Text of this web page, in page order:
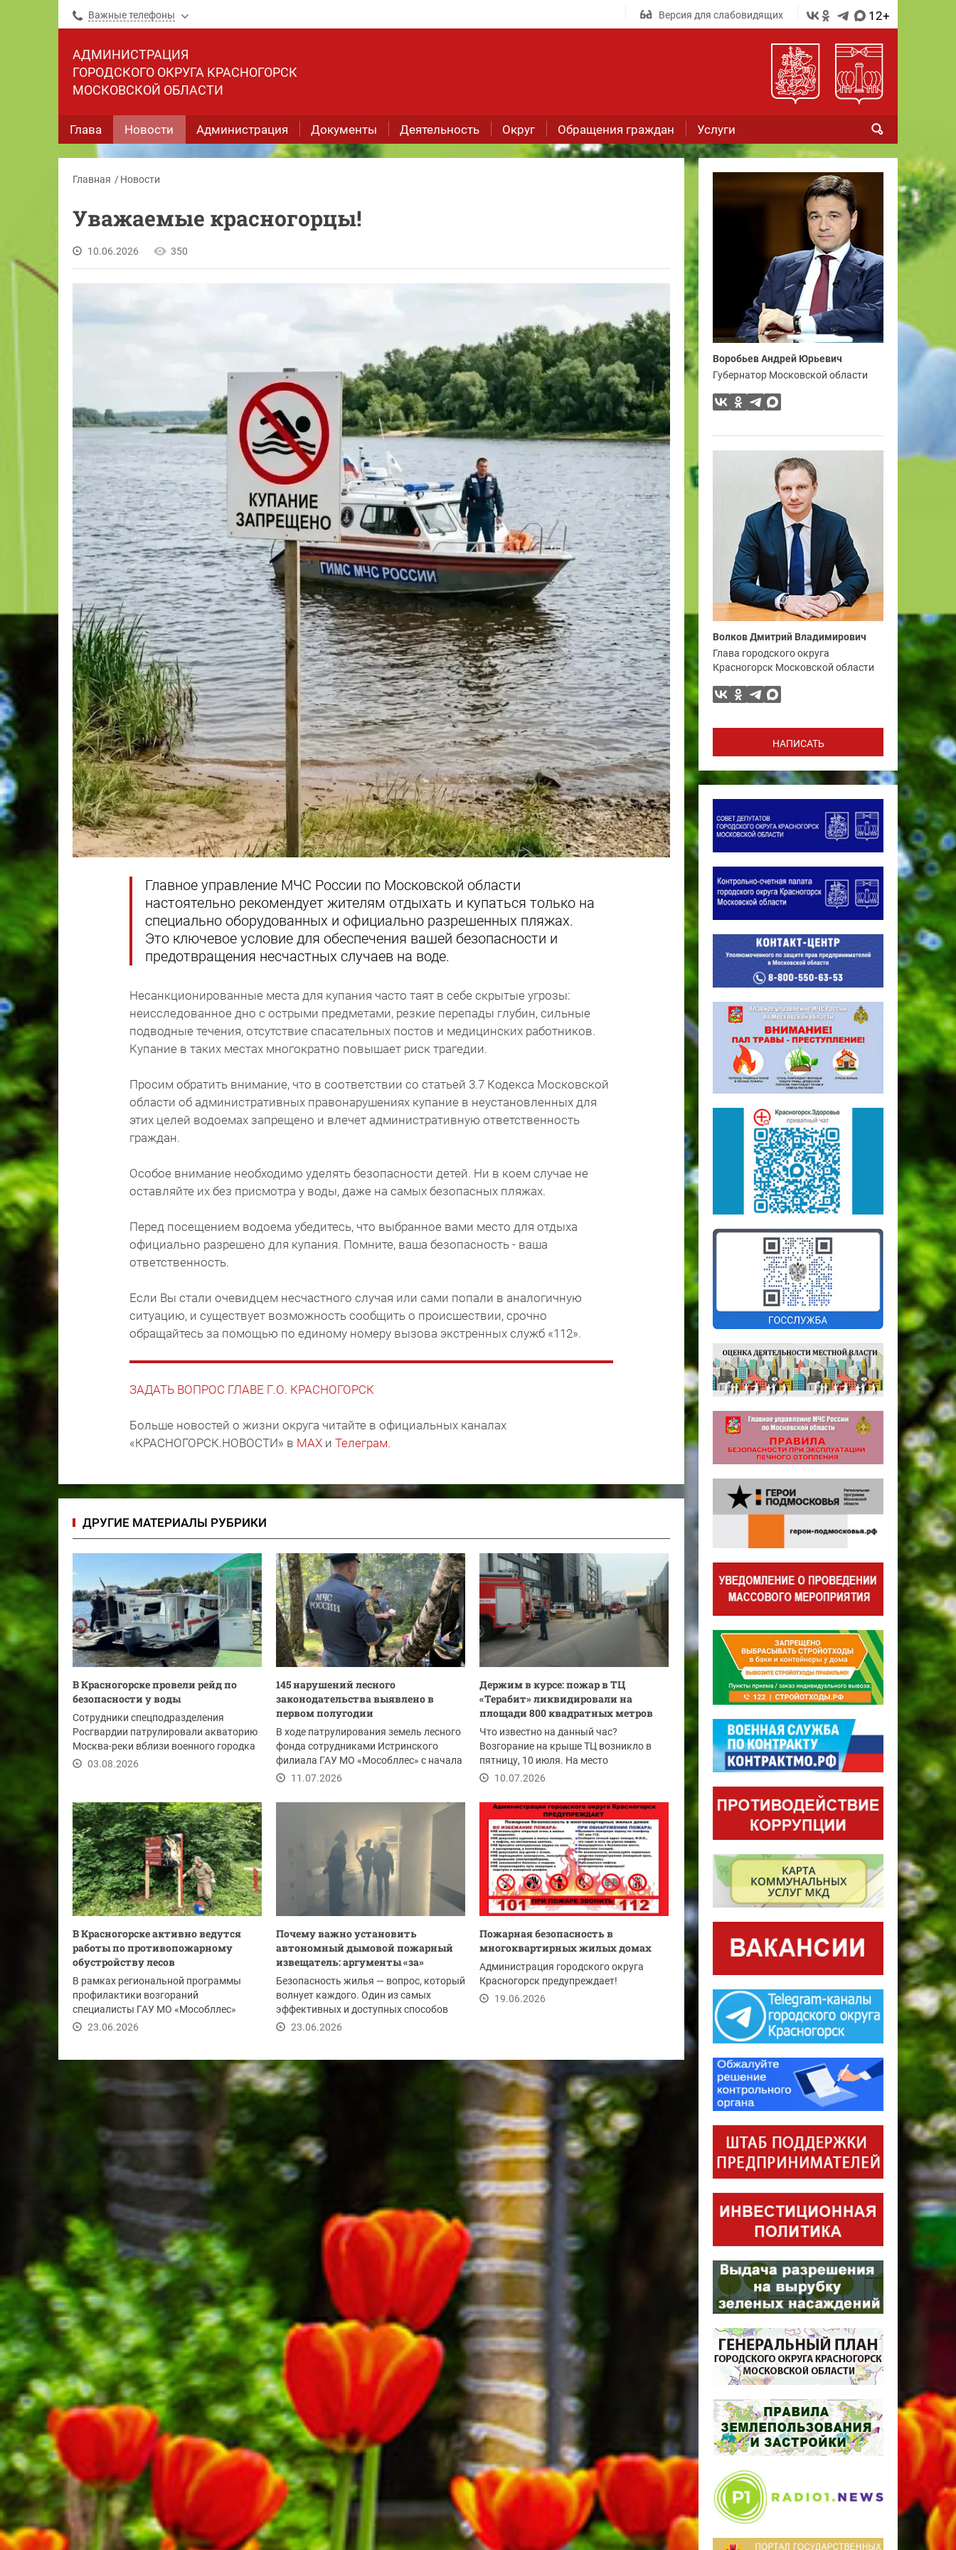
Важные телефоны Версия для слабовидящих 12+
АДМИНИСТРАЦИЯ
ГОРОДСКОГО ОКРУГА КРАСНОГОРСК
МОСКОВСКОЙ ОБЛАСТИ
Глава Новости Администрация Документы Деятельность Округ Обращения граждан Услуги
Главная Новости
Уважаемые красногорцы!
10.06.2026 350
Главное управление МЧС России по Московской области
настоятельно рекомендует жителям отдыхать и купаться только на
специально оборудованных и официально разрешенных пляжах.
Это ключевое условие для обеспечения вашей безопасности и
предотвращения несчастных случаев на воде.
Несанкционированные места для купания часто таят в себе скрытые угрозы:
неисследованное дно с острыми предметами, резкие перепады глубин, сильные
подводные течения, отсутствие спасательных постов и медицинских работников.
Купание в таких местах многократно повышает риск трагедии.
Просим обратить внимание, что в соответствии со статьей 3.7 Кодекса Московской
области об административных правонарушениях купание в неустановленных для
этих целей водоемах запрещено и влечет административную ответственность
граждан.
Особое внимание необходимо уделять безопасности детей. Ни в коем случае не
оставляйте их без присмотра у воды, даже на самых безопасных пляжах.
Перед посещением водоема убедитесь, что выбранное вами место для отдыха
официально разрешено для купания. Помните, ваша безопасность - ваша
ответственность.
Если Вы стали очевидцем несчастного случая или сами попали в аналогичную
ситуацию, и существует возможность сообщить о происшествии, срочно
обращайтесь за помощью по единому номеру вызова экстренных служб «112».
ЗАДАТЬ ВОПРОС ГЛАВЕ Г.О. КРАСНОГОРСК
Больше новостей о жизни округа читайте в официальных каналах
«КРАСНОГОРСК.НОВОСТИ» в MAX и Телеграм.
ДРУГИЕ МАТЕРИАЛЫ РУБРИКИ
В Красногорске провели рейд по
безопасности у воды
Сотрудники спецподразделения
Росгвардии патрулировали акваторию
Москва-реки вблизи военного городка
Павшино....
03.08.2026
145 нарушений лесного
законодательства выявлено в
первом полугодии
В ходе патрулирования земель лесного
фонда сотрудниками Истринского
филиала ГАУ МО «Мособллес» с начала
года выявлено...
11.07.2026
Держим в курсе: пожар в ТЦ
«Терабит» ликвидировали на
площади 800 квадратных метров
Что известно на данный час?
Возгорание на крыше ТЦ возникло в
пятницу, 10 июля. На место
происшествия были...
10.07.2026
В Красногорске активно ведутся
работы по противопожарному
обустройству лесов
В рамках региональной программы
профилактики возгораний
специалисты ГАУ МО «Мособллес»
установили и отремонтировали в...
23.06.2026
Почему важно установить
автономный дымовой пожарный
извещатель: аргументы «за»
Безопасность жилья — вопрос, который
волнует каждого. Один из самых
эффективных и доступных способов
защитить дом и...
23.06.2026
Пожарная безопасность в
многоквартирных жилых домах
Администрация городского округа
Красногорск предупреждает!
19.06.2026
Воробьев Андрей Юрьевич
Губернатор Московской области
Волков Дмитрий Владимирович
Глава городского округа
Красногорск Московской области
НАПИСАТЬ